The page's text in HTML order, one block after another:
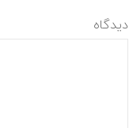
دیدگاه